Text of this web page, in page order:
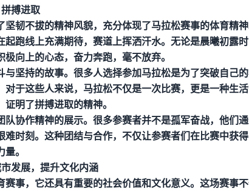
搏进取
韧不拔的精神风貌，充分体现了马拉松赛事的体育精
跑线上充满期待，赛道上挥洒汗水。无论是晨曦初露
向上的心态，奋力奔跑，毫不放弃。
坚持的故事。很多人选择参加马拉松是为了突破自己的
于这些人来说，马拉松不仅是一次比赛，更是一种生
明了拼搏进取的精神。
协作精神的展示。很多参赛者并不是孤军奋战，他们
时刻。这种团结与合作，不仅让参赛者们在比赛中获
。
发展，提升文化内涵
事，它还具有重要的社会价值和文化意义。这场赛事